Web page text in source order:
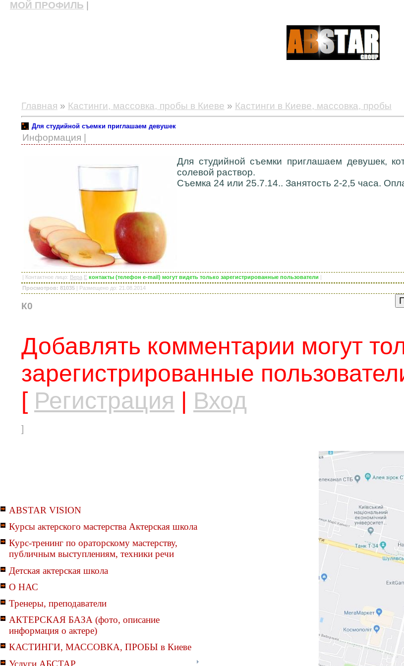
МОЙ ПРОФИЛЬ
Главная » Кастинги, массовка, пробы в Киеве » Кастинги в Киеве, массовка, пробы
Для студийной съемки приглашаем девушек
Информация |
Для студийной съемки приглашаем девушек,
солевой раствор.
Съемка 24 или 25.7.14.. Занятость 2-2,5 часа.
| Контактное лицо: Вера E контакты (телефон e-mail) могут видеть только зарегистрированные пользователи |
Просмотров: 81035 | Размещено до: 21.08.2014
К0
Добавлять комментарии могут
зарегистрированные
[ Регистрация Вход
]
ABSTAR VISION
Курсы актерского мастерства Актерская школа
Курс-тренинг по ораторскому мастерству,
публичным выступлениям, техники речи
Детская актерская школа
О НАС
Тренеры, преподаватели
АКТЕРСКАЯ БАЗА (фото, описание
информация о актере)
КАСТИНГИ, МАССОВКА, ПРОБЫ в Киеве
Услуги АБСТАР